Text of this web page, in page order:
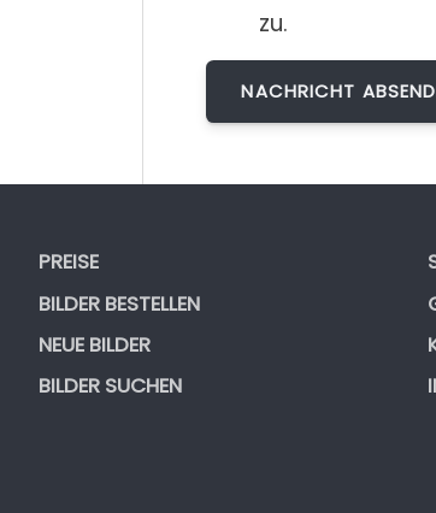
zu.
PREISE
BILDER BESTELLEN
NEUE BILDER
BILDER SUCHEN